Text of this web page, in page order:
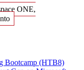
ONE,
Bootcamp (HTB8)